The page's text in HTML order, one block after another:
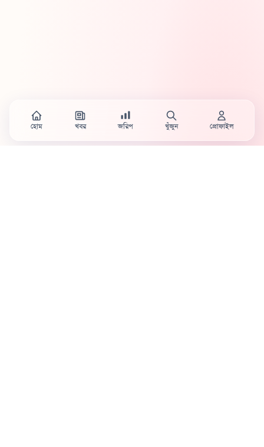
হোম খবর জরিপ খুঁজুন প্রোফাইল